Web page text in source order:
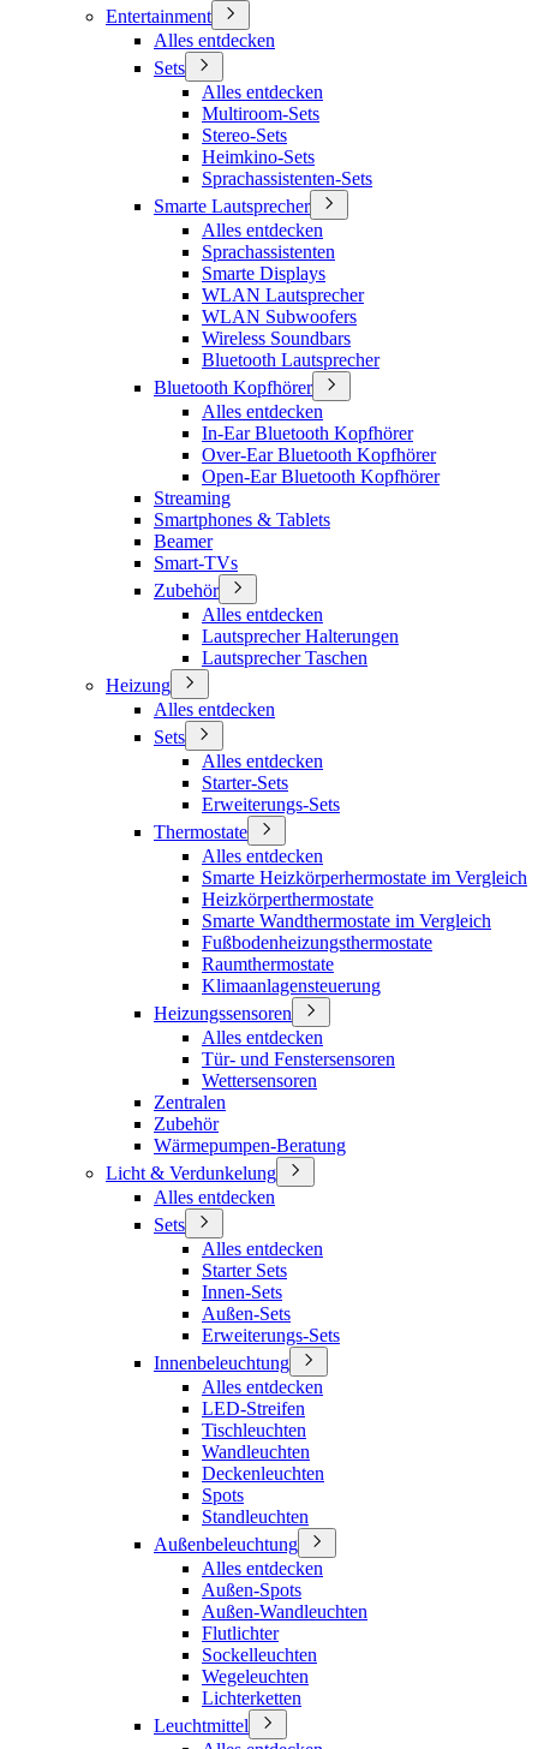
Entertainment
Alles entdecken
Sets
Alles entdecken
Multiroom-Sets
Stereo-Sets
Heimkino-Sets
Sprachassistenten-Sets
Smarte Lautsprecher
Alles entdecken
Sprachassistenten
Smarte Displays
WLAN Lautsprecher
WLAN Subwoofers
Wireless Soundbars
Bluetooth Lautsprecher
Bluetooth Kopfhörer
Alles entdecken
In-Ear Bluetooth Kopfhörer
Over-Ear Bluetooth Kopfhörer
Open-Ear Bluetooth Kopfhörer
Streaming
Smartphones & Tablets
Beamer
Smart-TVs
Zubehör
Alles entdecken
Lautsprecher Halterungen
Lautsprecher Taschen
Heizung
Alles entdecken
Sets
Alles entdecken
Starter-Sets
Erweiterungs-Sets
Thermostate
Alles entdecken
Smarte Heizkörperhermostate im Vergleich
Heizkörperthermostate
Smarte Wandthermostate im Vergleich
Fußbodenheizungsthermostate
Raumthermostate
Klimaanlagensteuerung
Heizungssensoren
Alles entdecken
Tür- und Fenstersensoren
Wettersensoren
Zentralen
Zubehör
Wärmepumpen-Beratung
Licht & Verdunkelung
Alles entdecken
Sets
Alles entdecken
Starter Sets
Innen-Sets
Außen-Sets
Erweiterungs-Sets
Innenbeleuchtung
Alles entdecken
LED-Streifen
Tischleuchten
Wandleuchten
Deckenleuchten
Spots
Standleuchten
Außenbeleuchtung
Alles entdecken
Außen-Spots
Außen-Wandleuchten
Flutlichter
Sockelleuchten
Wegeleuchten
Lichterketten
Leuchtmittel